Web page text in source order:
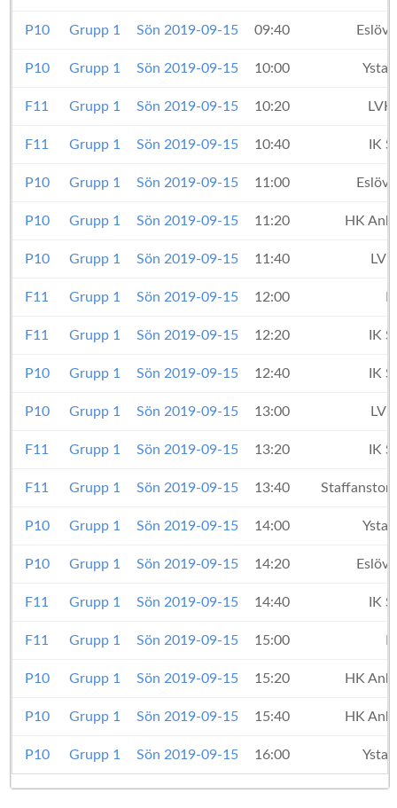
P10 Grupp 1 Sön 2019-09-15 09:40
P10 Grupp 1 Sön 2019-09-15 10:00
F11 Grupp 1 Sön 2019-09-15 10:20
F11 Grupp 1 Sön 2019-09-15 10:40 IK
P10 Grupp 1 Sön 2019-09-15 11:00
P10 Grupp 1 Sön 2019-09-15 11:20 HK
P10 Grupp 1 Sön 2019-09-15 11:40
F11 Grupp 1 Sön 2019-09-15 12:00
F11 Grupp 1 Sön 2019-09-15 12:20 IK
P10 Grupp 1 Sön 2019-09-15 12:40 IK
P10 Grupp 1 Sön 2019-09-15 13:00
F11 Grupp 1 Sön 2019-09-15 13:20 IK
F11 Grupp 1 Sön 2019-09-15 13:40
P10 Grupp 1 Sön 2019-09-15 14:00
P10 Grupp 1 Sön 2019-09-15 14:20
F11 Grupp 1 Sön 2019-09-15 14:40 IK
F11 Grupp 1 Sön 2019-09-15 15:00
P10 Grupp 1 Sön 2019-09-15 15:20 HK
P10 Grupp 1 Sön 2019-09-15 15:40 HK
P10 Grupp 1 Sön 2019-09-15 16:00